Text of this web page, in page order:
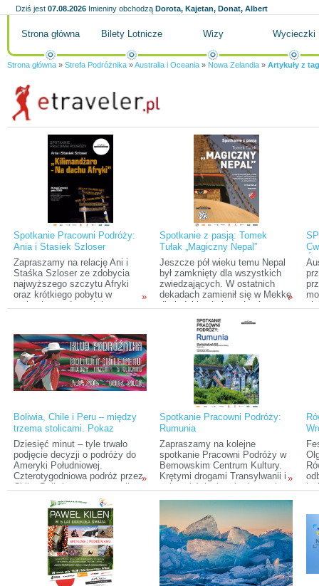
Dziś jest 07.08.2026 Imieniny obchodzą Dorota, Kajetan, Donat, Albert
Strona główna Bilety Lotnicze Wizy Wycieczki
Strona główna » Strefa Podróżnika »Australia i Oceania » Nowa Zelandia » Artykuły z
Spotkanie Pracowni Podróży:
Ania i Stasiek Szloser
„Kilimandżaro – na dachu
Afryki”
Zapraszamy na relację Ani i
Staśka Szloser ze zdobycia
najwyższego szczytu Afryki
oraz krótkiego pobytu w
parkach narodowych i na
»
Spotkanie z pasją: Tomek
Tułak „Magiczny Nepal”
Jeszcze pół wieku temu Nepal
był zamknięty dla wszystkich
zwiedzających. W ostatnich
dekadach zamienił się w Mekkę
dla ludzi kochających góry,
azjatycką kulturę.
»
Boliwia, Chile i Peru – między
trzema stolicami. Pokaz
slajdów z podróży
Dziesięć minut – tyle trwało
podjęcie decyzji o podróży do
Ameryki Południowej.
Czterotygodniowa podróż przez
Chile, Boliwię z metą w stolicy
Peru – Limie okazała się
również spontaniczna i
nieprzewidywalna, jak decyzja,
by w nią wyruszyć.
»
Spotkanie Pracowni Podróży:
Rumunia
Zapraszamy na kolejne
spotkanie Pracowni Podróży w
Bemowskim Centrum Kultury.
Krętymi drogami Transylwanii i
polnymi ścieżkami udamy się w
»